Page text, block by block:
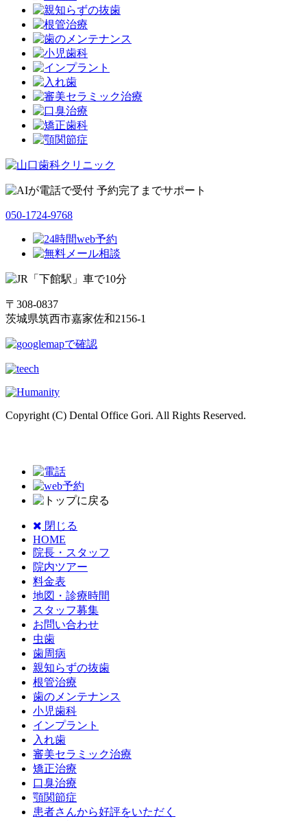
050-1724-9768
〒308-0837
茨城県筑西市嘉家佐和2156-1
Copyright (C) Dental Office Gori. All Rights Reserved.
閉じる
HOME
院長・スタッフ
院内ツアー
料金表
地図・診療時間
スタッフ募集
お問い合わせ
虫歯
歯周病
親知らずの抜歯
根管治療
歯のメンテナンス
小児歯科
インプラント
入れ歯
審美セラミック治療
矯正治療
口臭治療
顎関節症
患者さんから好評をいただく